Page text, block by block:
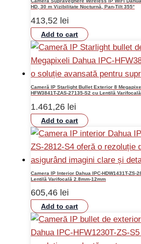
HD, 30 m Vizibilitate Nocturnă, Pan-Tilt 355°
413,52 lei
Add to cart
Cameră IP Starlight Bullet Exterior 8
HFW3841T-ZAS-27135-S2 cu Lentilă
1.461,26 lei
Add to cart
Camera IP Interior Dahua IPC-HDW1431T-ZS-
Lentilă Varifocală 2.8mm-12mm
605,46 lei
Add to cart